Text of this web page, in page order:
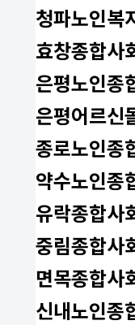
청파노인복
효창종합사
은평노인종
은평어르신
종로노인종
약수노인종
유락종합사
중림종합사
면목종합사
신내노인종